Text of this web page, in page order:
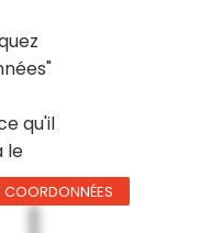
qu'il
le
COORDONNÉES